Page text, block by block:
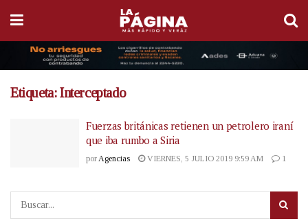
Etiqueta:Interceptado
Fuerzas británicas retienen un petrolero iraní
que iba rumbo a Siria
por Agencias VIERNES, 5 JULIO 2019 9:59 AM 1